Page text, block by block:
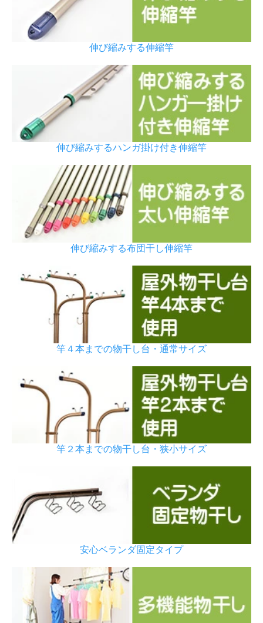
伸び縮みする伸縮竿
伸び縮みするハンガ掛け付き伸縮竿
伸び縮みする布団干し伸縮竿
竿４本までの物干し台・通常サイズ
竿２本までの物干し台・狭小サイズ
安心ベランダ固定タイプ